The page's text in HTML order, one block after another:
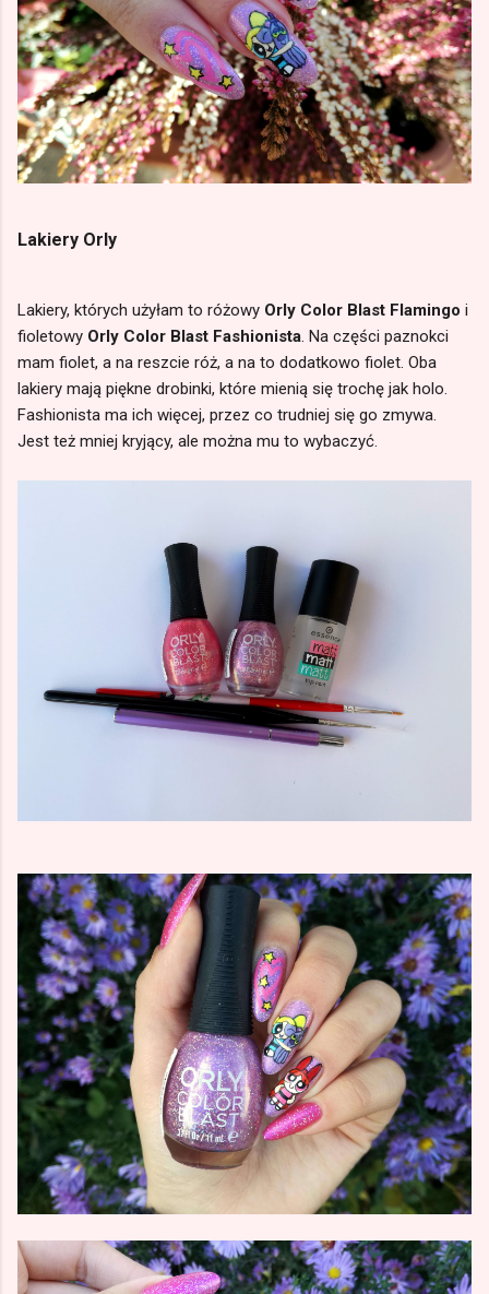
Lakiery Orly
Lakiery, których użyłam to różowy Orly Color Blast Flamingo i
fioletowy Orly Color Blast Fashionista. Na części paznokci
mam fiolet, a na reszcie róż, a na to dodatkowo fiolet. Oba
lakiery mają piękne drobinki, które mienią się trochę jak holo.
Fashionista ma ich więcej, przez co trudniej się go zmywa.
Jest też mniej kryjący, ale można mu to wybaczyć.